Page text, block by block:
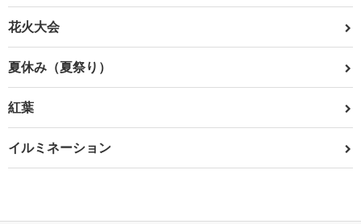
花火大会
夏休み（夏祭り）
紅葉
イルミネーション